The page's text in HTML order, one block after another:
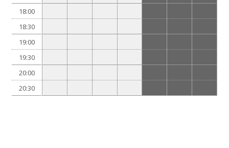
18:00
18:30
19:00
19:30
20:00
20:30